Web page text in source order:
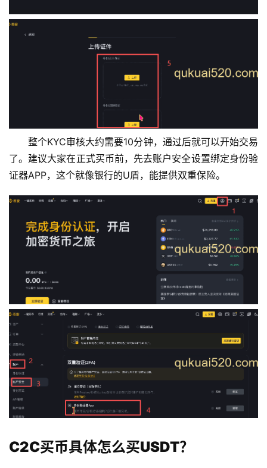
整个KYC审核大约需要10分钟，通过后就可以开始交易
了。建议大家在正式买币前，先去账户安全设置绑定身份验
证器APP，这个就像银行的U盾，能提供双重保险。
C2C买币具体怎么买USDT？